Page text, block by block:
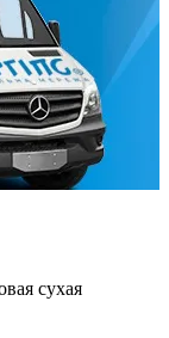
сухая